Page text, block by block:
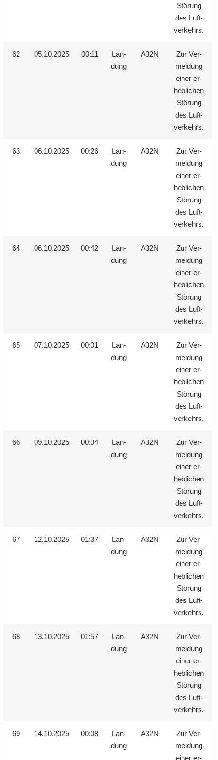
Stö­rung
des Luft­
ver­kehrs.
62 05.10.2025 00:11
Lan­
dung
A32N
Zur Ver­
mei­dung
einer er­
heb­li­chen
Stö­rung
des Luft­
ver­kehrs.
63 06.10.2025 00:26
Lan­
dung
A32N
Zur Ver­
mei­dung
einer er­
heb­li­chen
Stö­rung
des Luft­
ver­kehrs.
64 06.10.2025 00:42
Lan­
dung
A32N
Zur Ver­
mei­dung
einer er­
heb­li­chen
Stö­rung
des Luft­
ver­kehrs.
65 07.10.2025 00:01
Lan­
dung
A32N
Zur Ver­
mei­dung
einer er­
heb­li­chen
Stö­rung
des Luft­
ver­kehrs.
66 09.10.2025 00:04
Lan­
dung
A32N
Zur Ver­
mei­dung
einer er­
heb­li­chen
Stö­rung
des Luft­
ver­kehrs.
67 12.10.2025 01:37
Lan­
dung
A32N
Zur Ver­
mei­dung
einer er­
heb­li­chen
Stö­rung
des Luft­
ver­kehrs.
68 13.10.2025 01:57
Lan­
dung
A32N
Zur Ver­
mei­dung
einer er­
heb­li­chen
Stö­rung
des Luft­
ver­kehrs.
69 14.10.2025 00:08
Lan­
dung
A32N
Zur Ver­
mei­dung
einer er­